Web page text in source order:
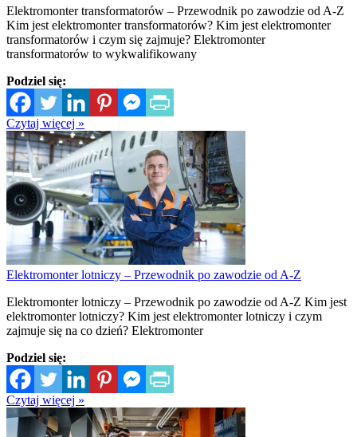
Elektromonter transformatorów – Przewodnik po zawodzie od A-Z
Kim jest elektromonter transformatorów? Kim jest elektromonter
transformatorów i czym się zajmuje? Elektromonter
transformatorów to wykwalifikowany
Podziel się:
Czytaj więcej »
Elektromonter lotniczy – Przewodnik po zawodzie od A-Z
Elektromonter lotniczy – Przewodnik po zawodzie od A-Z Kim jest
elektromonter lotniczy? Kim jest elektromonter lotniczy i czym
zajmuje się na co dzień? Elektromonter
Podziel się:
Czytaj więcej »